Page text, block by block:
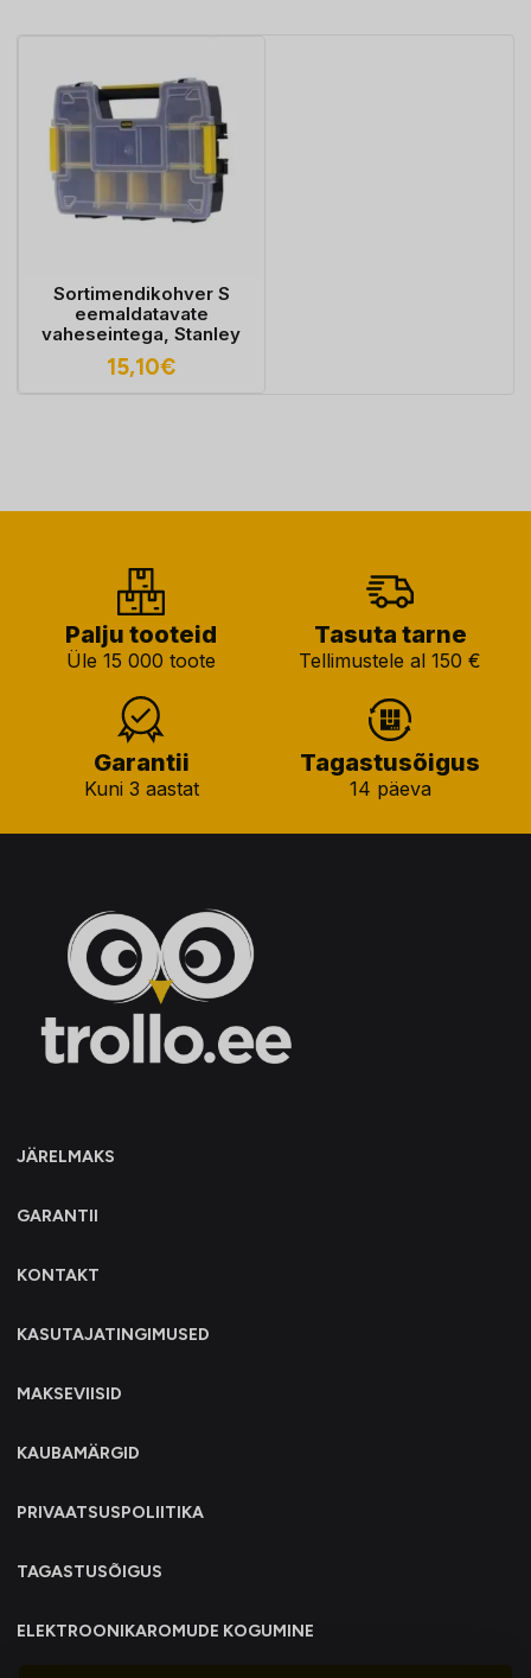
Sortimendikohver S
eemaldatavate
vaheseintega, Stanley
15,10€
Palju tooteid
Üle 15 000 toote
Tasuta tarne
Tellimustele al 150 €
Garantii
Kuni 3 aastat
Tagastusõigus
14 päeva
JÄRELMAKS
GARANTII
KONTAKT
KASUTAJATINGIMUSED
MAKSEVIISID
KAUBAMÄRGID
PRIVAATSUSPOLIITIKA
TAGASTUSÕIGUS
ELEKTROONIKAROMUDE KOGUMINE